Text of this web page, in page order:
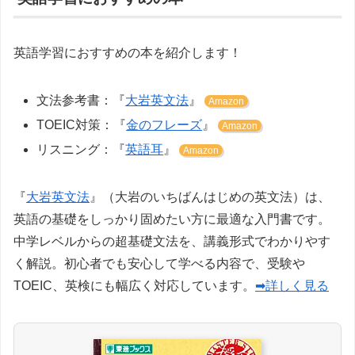
英語学習におすすめの本を紹介します！
文法参考書：『大岩英文法 』 Amazon
TOEIC対策：『金のフレーズ 』 Amazon
リスニング：『英語耳 』 Amazon
『大岩英文法 』（大岩のいちばんはじめの英文法）は、
英語の基礎をしっかり固めたい方に最適な入門書です。
中学レベルからの超基礎文法を、講義形式でわかりやす
く解説。初心者でも安心して学べる内容で、受験や
TOEIC、英検にも幅広く対応しています。 ➡詳しく見る